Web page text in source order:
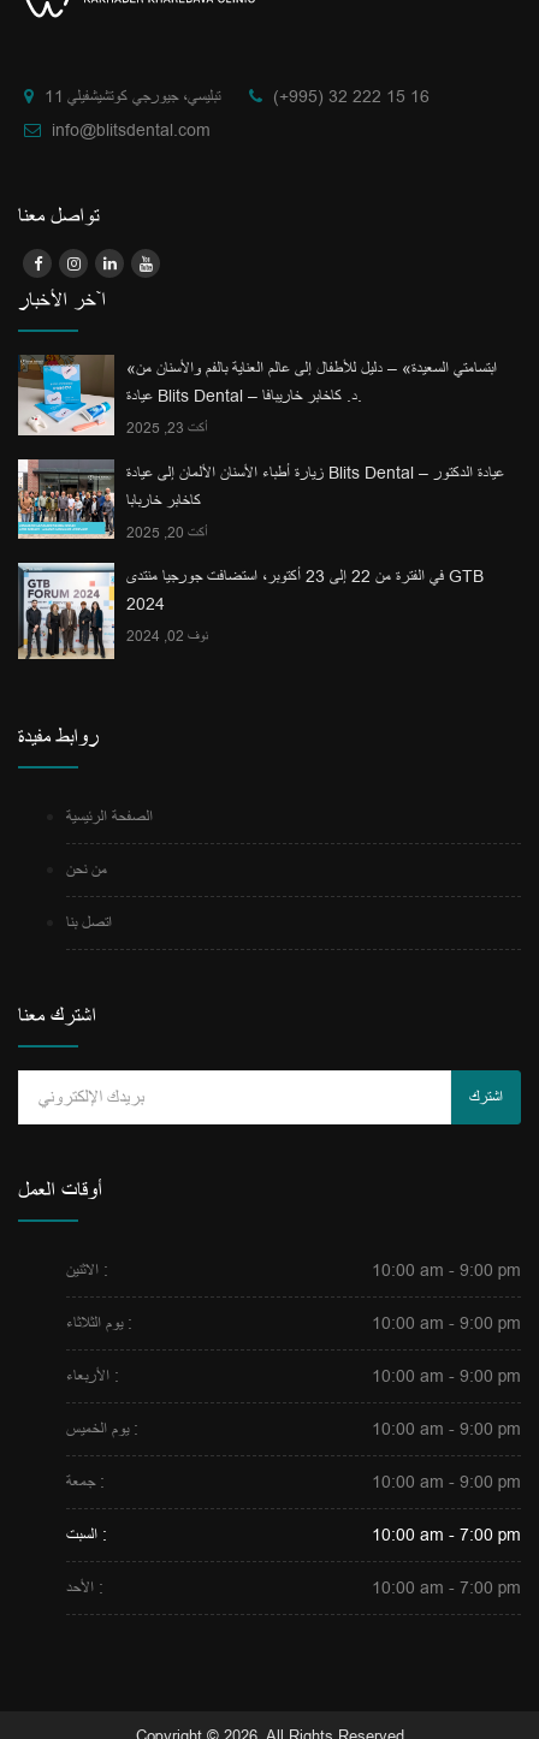
تبليسي، جيورجي كوتشيشفيلي 11
(+995) 32 222 15 16
info@blitsdental.com
تواصل معنا
آخر الأخبار
«ابتسامتي السعيدة» – دليل للأطفال إلى عالم العناية بالفم والأسنان من
عيادة Blits Dental – د. كاخابر خاريبافا.
أكت 23, 2025
زيارة أطباء الأسنان الألمان إلى عيادة Blits Dental – عيادة الدكتور
كاخابر خاربابا
أكت 20, 2025
في الفترة من 22 إلى 23 أكتوبر، استضافت جورجيا منتدى GTB
2024
نوف 02, 2024
روابط مفيدة
الصفحة الرئيسية
من نحن
اتصل بنا
اشترك معنا
اشترك
أوقات العمل
الاثنين : 10:00 am - 9:00 pm
يوم الثلاثاء : 10:00 am - 9:00 pm
الأربعاء : 10:00 am - 9:00 pm
يوم الخميس : 10:00 am - 9:00 pm
جمعة : 10:00 am - 9:00 pm
السبت : 10:00 am - 7:00 pm
الأحد : 10:00 am - 7:00 pm